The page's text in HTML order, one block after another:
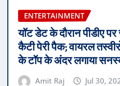
ENTERTAINMENT
यॉट डेट के दौरान पीडीए
कैटी पेरी पैक; वायरल
के टॉप के अंदर लगाया
Amit Raj Jul 30,